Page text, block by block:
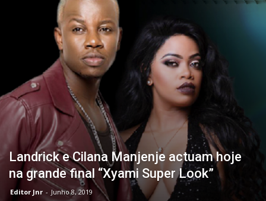
Landrick e Cilana Manjenje actuam hoje
na grande final “Xyami Super Look”
Editor Jnr - Junho 8, 2019